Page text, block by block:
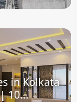
in Kolkata
10...